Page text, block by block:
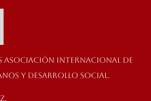
Asociación Internacional de
y Desarrollo Social.